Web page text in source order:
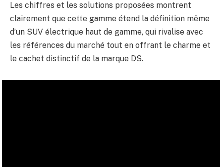
Les chiffres et les solutions proposées montrent
clairement que cette gamme étend la définition même
d’un SUV électrique haut de gamme, qui rivalise avec
les références du marché tout en offrant le charme et
le cachet distinctif de la marque DS.